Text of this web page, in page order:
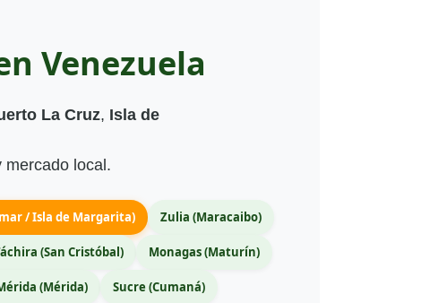
Venezuela
La Cruz, Isla de
mercado local.
/ Isla de Margarita) Zulia (Maracaibo)
(San Cristóbal) Monagas (Maturín)
(Mérida) Sucre (Cumaná)